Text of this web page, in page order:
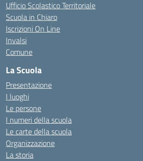
Ufficio Scolastico Territoriale
Scuola in Chiaro
Iscrizioni On Line
Invalsi
Comune
La Scuola
Presentazione
I luoghi
Le persone
I numeri della scuola
Le carte della scuola
Organizzazione
La storia